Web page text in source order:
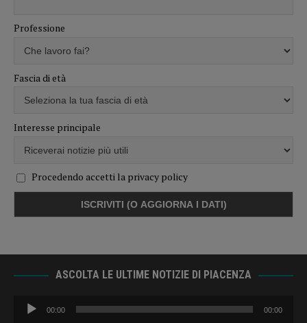
Professione
Fascia di età
Interesse principale
Procedendo accetti la privacy policy
ASCOLTA LE ULTIME NOTIZIE DI PIACENZA
Audio
Player
00:00 00:00